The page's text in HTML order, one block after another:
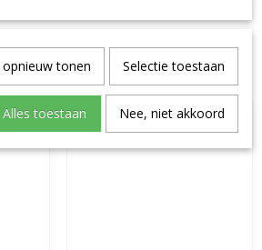
tonen Selectie toestaan
Alles toestaan Nee, niet akkoord